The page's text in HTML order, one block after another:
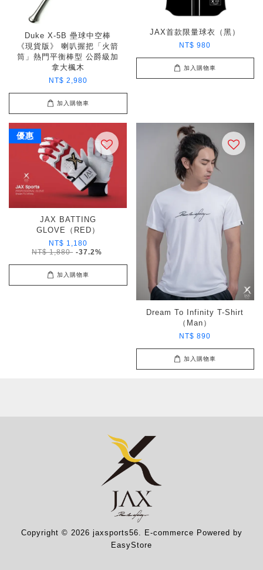
Duke X-5B 壘球中空棒
《現貨版》 喇叭握把「火箭
筒」熱門平衡棒型 公爵級加
拿大楓木
NT$ 2,980
加入購物車
JAX首款限量球衣（黑）
NT$ 980
加入購物車
優惠
JAX BATTING
GLOVE（RED）
NT$ 1,180
NT$ 1,880 -37.2%
加入購物車
Dream To Infinity T-Shirt
（Man）
NT$ 890
加入購物車
Copyright © 2026 jaxsports56. E-commerce Powered by
EasyStore